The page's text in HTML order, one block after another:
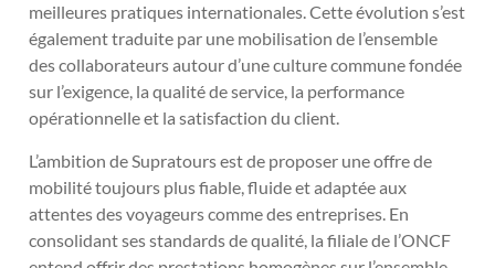
meilleures pratiques internationales. Cette évolution s’est
également traduite par une mobilisation de l’ensemble
des collaborateurs autour d’une culture commune fondée
sur l’exigence, la qualité de service, la performance
opérationnelle et la satisfaction du client.
L’ambition de Supratours est de proposer une offre de
mobilité toujours plus fiable, fluide et adaptée aux
attentes des voyageurs comme des entreprises. En
consolidant ses standards de qualité, la filiale de l’ONCF